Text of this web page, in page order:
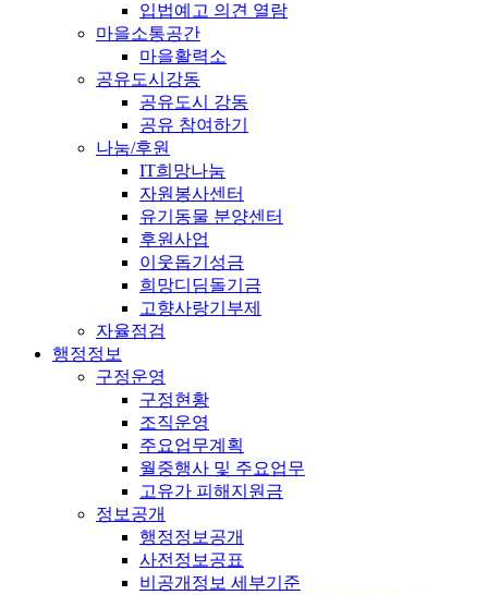
입법예고 의견 열람
마을소통공간
마을활력소
공유도시강동
공유도시 강동
공유 참여하기
나눔/후원
IT희망나눔
자원봉사센터
유기동물 분양센터
후원사업
이웃돕기성금
희망디딤돌기금
고향사랑기부제
자율점검
행정정보
구정운영
구정현황
조직운영
주요업무계획
월중행사 및 주요업무
고유가 피해지원금
정보공개
행정정보공개
사전정보공표
비공개정보 세부기준